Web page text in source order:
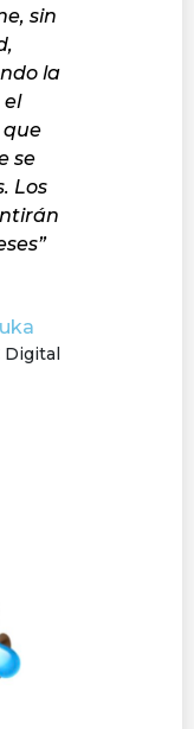
sin
la
el
se
Los
Digital